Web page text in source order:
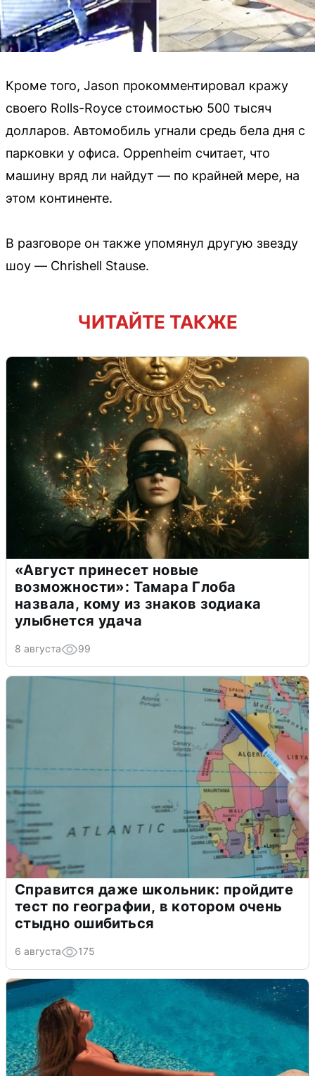
Кроме того, Jason прокомментировал кражу
своего Rolls-Royce стоимостью 500 тысяч
долларов. Автомобиль угнали средь бела дня с
парковки у офиса. Oppenheim считает, что
машину вряд ли найдут — по крайней мере, на
этом континенте.
В разговоре он также упомянул другую звезду
шоу — Chrishell Stause.
ЧИТАЙТЕ ТАКЖЕ
«Август принесет новые
возможности»: Тамара Глоба
назвала, кому из знаков зодиака
улыбнется удача
8 августа 99
Справится даже школьник: пройдите
тест по географии, в котором очень
стыдно ошибиться
6 августа 175